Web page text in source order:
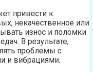
привести к
некачественное или
износ и поломки
В результате,
проблемы с
и вибрациями.